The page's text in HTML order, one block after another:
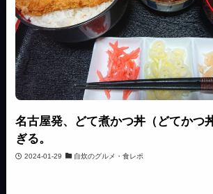
名古屋発、どて煮かつ丼（どてかつ
ぎる。
2024-01-29 自炊のグルメ・食レポ